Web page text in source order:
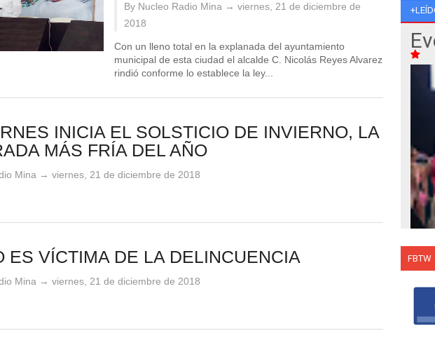
By Nucleo Radio Mina → viernes, 21 de diciembre de
2018
Con un lleno total en la explanada del ayuntamiento
municipal de esta ciudad el alcalde C. Nicolás Reyes Alvarez
rindió conforme lo establece la ley...
INICIA EL SOLSTICIO DE INVIERNO, LA
MÁS FRÍA DEL AÑO
Mina → viernes, 21 de diciembre de 2018
ES VÍCTIMA DE LA DELINCUENCIA
Mina → viernes, 21 de diciembre de 2018
en
Jun
FBTW